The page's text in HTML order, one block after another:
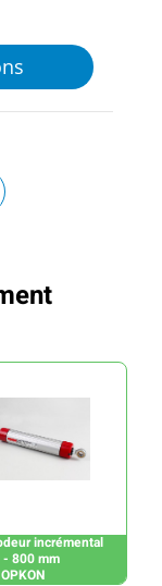
incrémental
- 800 mm
OPKON